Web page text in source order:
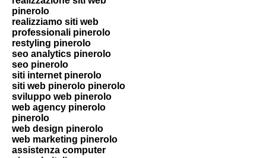
pinerolo
realizziamo siti web
professionali pinerolo
restyling pinerolo
seo analytics pinerolo
seo pinerolo
siti internet pinerolo
siti web pinerolo pinerolo
sviluppo web pinerolo
web agency pinerolo
pinerolo
web design pinerolo
web marketing pinerolo
assistenza computer